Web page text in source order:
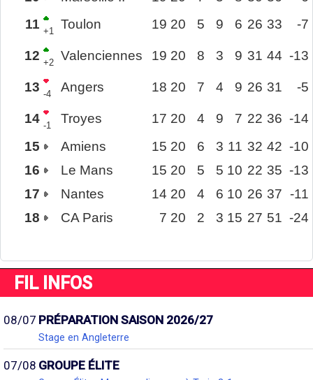
11 +1 Toulon 19 20 5 9 6 26 33 -7
12 +2 Valenciennes 19 20 8 3 9 31 44 -13
13 -4 Angers 18 20 7 4 9 26 31 -5
14 -1 Troyes 17 20 4 9 7 22 36 -14
15
Amiens 15 20 6 3 11 32 42 -10
16
Le Mans 15 20 5 5 10 22 35 -13
17
Nantes 14 20 4 6 10 26 37 -11
18
CA Paris 7 20 2 3 15 27 51 -24
FIL INFOS
08/07 PRÉPARATION SAISON 2026/27
Stage en Angleterre
07/08 GROUPE ÉLITE